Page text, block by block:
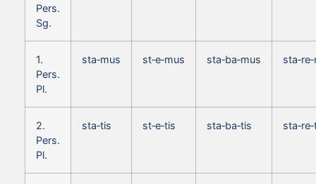
Pers.
Sg.
1.
Pers.
Pl.
sta‑mus st‑e‑mus sta‑ba‑mus
2.
Pers.
Pl.
sta‑tis st‑e‑tis sta‑ba‑tis